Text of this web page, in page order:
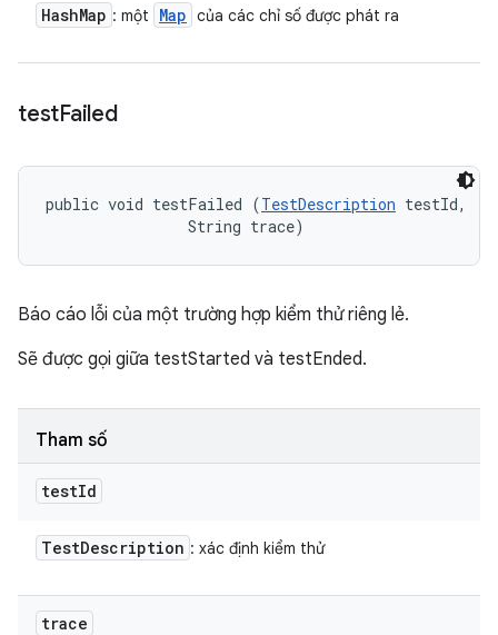
HashMap : một Map của các chỉ số được phát ra
testFailed
public void testFailed (TestDescription testId,
                String trace)
Báo cáo lỗi của một trường hợp kiểm thử riêng lẻ.
Sẽ được gọi giữa testStarted và testEnded.
Tham số
testId
TestDescription : xác định kiểm thử
trace